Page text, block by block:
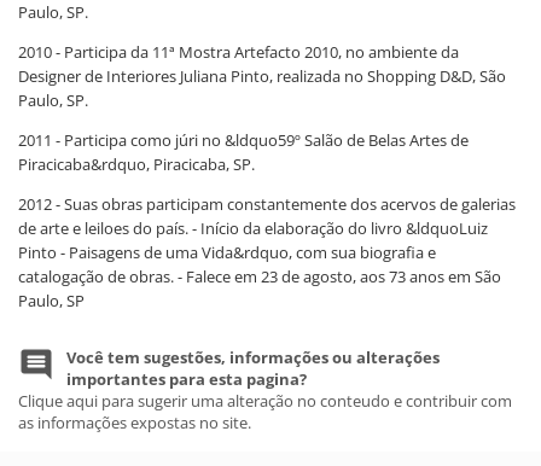
Paulo, SP.
2010 - Participa da 11ª Mostra Artefacto 2010, no ambiente da
Designer de Interiores Juliana Pinto, realizada no Shopping D&D, São
Paulo, SP.
2011 - Participa como júri no &ldquo59º Salão de Belas Artes de
Piracicaba&rdquo, Piracicaba, SP.
2012 - Suas obras participam constantemente dos acervos de galerias
de arte e leiloes do país. - Início da elaboração do livro &ldquoLuiz
Pinto - Paisagens de uma Vida&rdquo, com sua biografia e
catalogação de obras. - Falece em 23 de agosto, aos 73 anos em São
Paulo, SP
Você tem sugestões, informações ou alterações
importantes para esta pagina?
Clique aqui para sugerir uma alteração no conteudo e contribuir com
as informações expostas no site.